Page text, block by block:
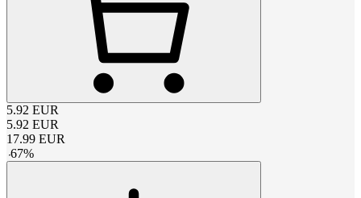
5.92 EUR
5.92 EUR
17.99 EUR
-67%